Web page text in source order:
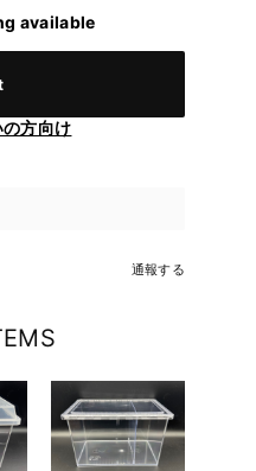
available
方向け
通報する